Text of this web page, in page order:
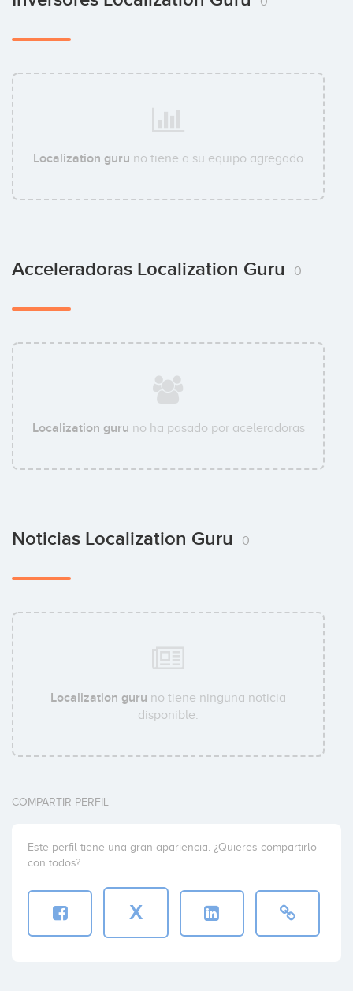
Localization guru no tiene a su equipo agregado
Acceleradoras Localization Guru 0
Localization guru no ha pasado por aceleradoras
Noticias Localization Guru 0
Localization guru no tiene ninguna noticia
disponible.
COMPARTIR PERFIL
Este perfil tiene una gran apariencia. ¿Quieres compartirlo
con todos?
X